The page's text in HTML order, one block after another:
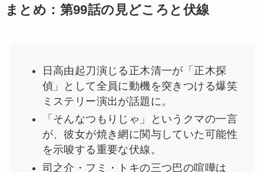
まとめ：第99話の見どころと伏線
日高由起刀演じる正木清一が「正木探
偵」として全員に動機を突きつける爆笑
ミステリー演出が話題に。
「そんなつもりじゃ」というクマの一言
が、彼女が焼き網に関与していた可能性
を示唆する重要な伏線。
司之介・フミ・トキの三つ巴の喧嘩は